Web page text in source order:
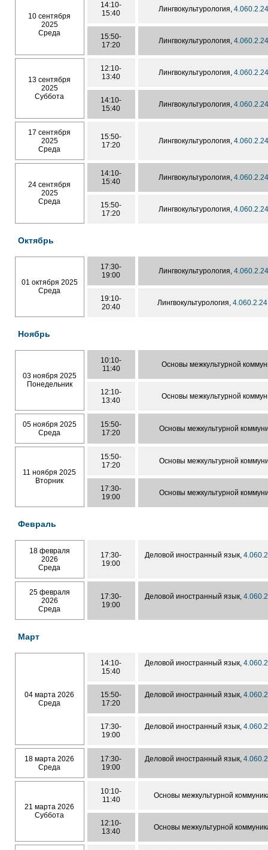
10 сентября
2025
Среда
14:10-
15:40
Лингвокультурология,
15:50-
17:20
Лингвокультурология,
13 сентября
2025
Суббота
12:10-
13:40
Лингвокультурология,
14:10-
15:40
Лингвокультурология,
17 сентября
2025
Среда
15:50-
17:20
Лингвокультурология,
24 сентября
2025
Среда
14:10-
15:40
Лингвокультурология,
15:50-
17:20
Лингвокультурология,
Октябрь
01 октября 2025
Среда
17:30-
19:00
Лингвокультурология,
19:10-
20:40
Лингвокультурология,
Ноябрь
03 ноября 2025
Понедельник
10:10-
11:40
Основы межкультурной
12:10-
13:40
Основы межкультурной
05 ноября 2025
Среда
15:50-
17:20
Основы межкультурной
11 ноября 2025
Вторник
15:50-
17:20
Основы межкультурной
17:30-
19:00
Основы межкультурной
Февраль
18 февраля
2026
Среда
17:30-
19:00
Деловой иностранный язык,
25 февраля
2026
Среда
17:30-
19:00
Деловой иностранный язык,
Март
04 марта 2026
Среда
14:10-
15:40
Деловой иностранный язык,
15:50-
17:20
Деловой иностранный язык,
17:30-
19:00
Деловой иностранный язык,
18 марта 2026
Среда
17:30-
19:00
Деловой иностранный язык,
21 марта 2026
Суббота
10:10-
11:40
Основы межкультурной
12:10-
13:40
Основы межкультурной